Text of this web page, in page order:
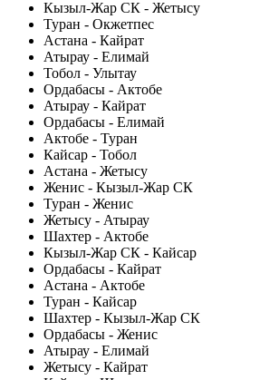
Кызыл-Жар СК - Жетысу
Туран - Окжетпес
Астана - Кайрат
Атырау - Елимай
Тобол - Улытау
Ордабасы - Актобе
Атырау - Кайрат
Ордабасы - Елимай
Актобе - Туран
Кайсар - Тобол
Астана - Жетысу
Женис - Кызыл-Жар СК
Туран - Женис
Жетысу - Атырау
Шахтер - Актобе
Кызыл-Жар СК - Кайсар
Ордабасы - Кайрат
Астана - Актобе
Туран - Кайсар
Шахтер - Кызыл-Жар СК
Ордабасы - Женис
Атырау - Елимай
Жетысу - Кайрат